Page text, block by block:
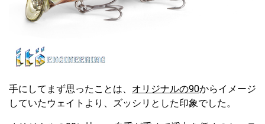
手にしてまず思ったことは、 オリジナルの90からイメージ
していたウェイトより、ズッシリとした印象でした。